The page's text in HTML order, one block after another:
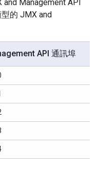
Management API
的 JMX and
API 通訊埠